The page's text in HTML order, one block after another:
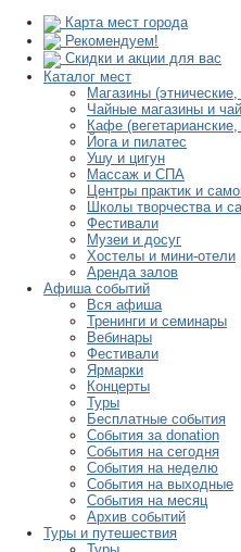
Карта мест города
Рекомендуем!
Скидки и акции для вас
Каталог мест
Магазины
Чайные магазины и
Кафе
Йога и пилатес
Ушу и цигун
Массаж и СПА
Центры практик и
Школы творчества и
Фестивали
Музеи и досуг
Хостелы и мини-отели
Аренда залов
Афиша событий
Вся афиша
Тренинги и семинары
Вебинары
Фестивали
Ярмарки
Концерты
Туры
Бесплатные события
События за donation
События на сегодня
События на неделю
События на выходные
События на месяц
Архив событий
Туры и путешествия